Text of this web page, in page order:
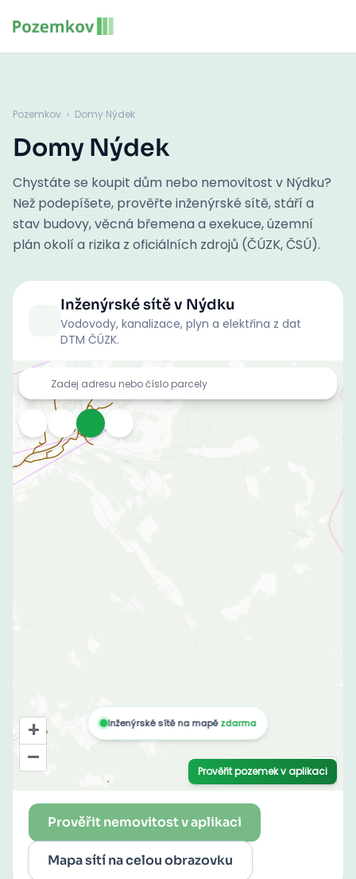
Pozemkov › Domy Nýdek
Domy Nýdek
Chystáte se koupit dům nebo nemovitost v Nýdku?
Než podepíšete, prověřte inženýrské sítě, stáří a
stav budovy, věcná břemena a exekuce, územní
plán okolí a rizika z oficiálních zdrojů (ČÚZK, ČSÚ).
Inženýrské sítěv Nýdku
Vodovody, kanalizace, plyn a elektřina z dat
DTM ČÚZK.
Prověřit nemovitost v aplikaci
Mapa sítí na celou obrazovku